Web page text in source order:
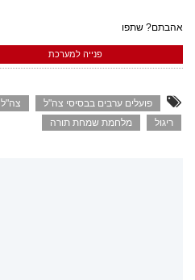
אהבתם? שתפו
פנייה למערכת
פועלים ערבים בבסיסי צה"ל צה"ל
ריגול
מלחמת שמחת תורה